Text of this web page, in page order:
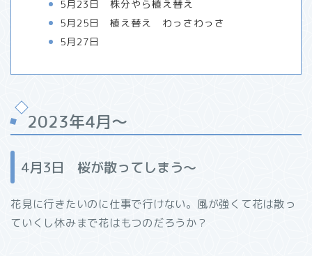
5月23日 株分やら植え替え
5月25日 植え替え わっさわっさ
5月27日
2023年4月〜
4月3日 桜が散ってしまう〜
花見に行きたいのに仕事で行けない。風が強くて花は散っ
ていくし休みまで花はもつのだろうか？